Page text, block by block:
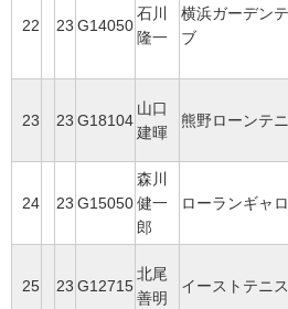
22 23 G14050
石川
隆一
横浜ガーデン
ブ
23 23 G18104
山口
建暉
熊野ローンテ
24 23 G15050
森川
健一
郎
ローランギャロ
25 23 G12715
北尾
善明
イーストテニ